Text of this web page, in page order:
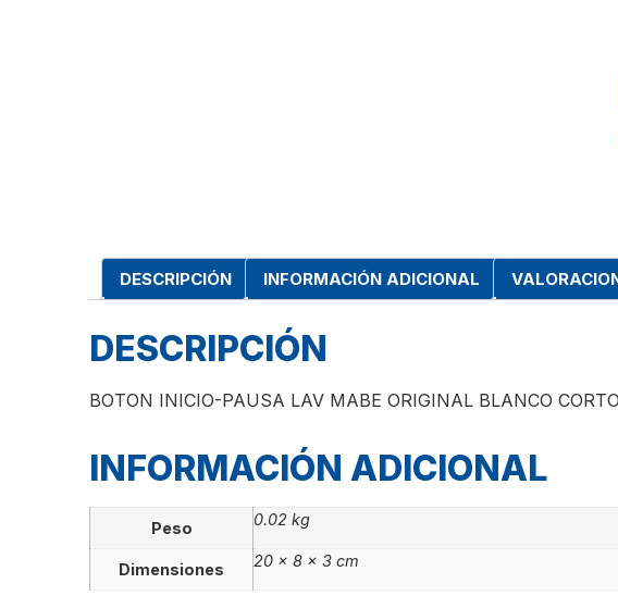
DESCRIPCIÓN INFORMACIÓN ADICIONAL
DESCRIPCIÓN
BOTON INICIO-PAUSA LAV MABE ORIGINAL BLANCO CORTO
INFORMACIÓN ADICIONAL
Peso 0.02 kg
Dimensiones 20 × 8 × 3 cm